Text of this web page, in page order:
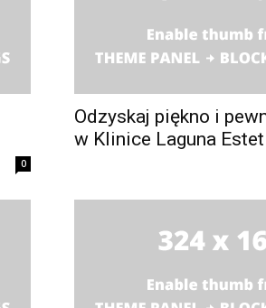
0
Odzyskaj piękno i
w Klinice Laguna